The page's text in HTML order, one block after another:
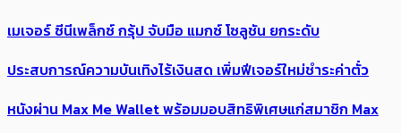
เมเจอร์ ซีนีเพล็กซ์ กรุ้ป จับมือ แมกซ์ โซลูชัน ยกระดับ
ประสบการณ์ความบันเทิงไร้เงินสด เพิ่มฟีเจอร์ใหม่ชำระค่าตั๋ว
หนังผ่าน Max Me Wallet พร้อมมอบสิทธิพิเศษแก่สมาชิก Max